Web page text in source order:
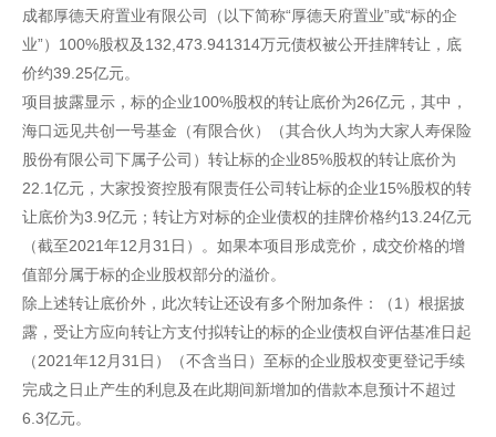
成都厚德天府置业有限公司（以下简称“厚德天府置业”或“标的企
业”）100%股权及132,473.941314万元债权被公开挂牌转让，底
价约39.25亿元。
项目披露显示，标的企业100%股权的转让底价为26亿元，其中，
海口远见共创一号基金（有限合伙）（其合伙人均为大家人寿保险
股份有限公司下属子公司）转让标的企业85%股权的转让底价为
22.1亿元，大家投资控股有限责任公司转让标的企业15%股权的转
让底价为3.9亿元；转让方对标的企业债权的挂牌价格约13.24亿元
（截至2021年12月31日）。如果本项目形成竞价，成交价格的增
值部分属于标的企业股权部分的溢价。
除上述转让底价外，此次转让还设有多个附加条件：（1）根据披
露，受让方应向转让方支付拟转让的标的企业债权自评估基准日起
（2021年12月31日）（不含当日）至标的企业股权变更登记手续
完成之日止产生的利息及在此期间新增加的借款本息预计不超过
6.3亿元。